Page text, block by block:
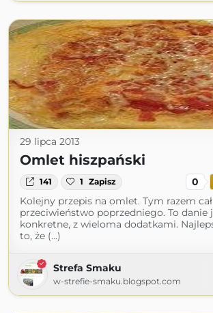
29 lipca 2013
Omlet hiszpański
141 1 Zapisz 0
Kolejny przepis na omlet. Tym razem
przeciwieństwo poprzedniego. To danie
konkretne, z wieloma dodatkami.
to, że (...)
Strefa Smaku
w-strefie-smaku.blogspot.com